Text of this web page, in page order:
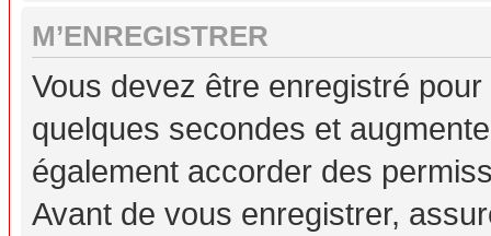
M’ENREGISTRER
Vous devez être enregistré
quelques secondes et
également accorder des
Avant de vous enregistrer,